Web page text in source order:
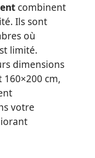
combinent
Ils sont
où
limité.
dimensions
160×200 cm,
votre